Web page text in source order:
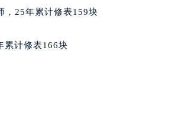
预约）
前预约）
前预约）
预约）
，25年累计修表159块
累计修表166块